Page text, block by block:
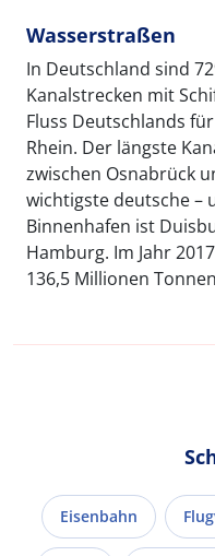
Wasserstraßen
In Deutschland sind
Kanalstrecken mit
Fluss Deutschlands
Rhein. Der längste
zwischen Osnabrück
wichtigste deutsche –
Binnenhafen ist
Hamburg. Im Jahr
136,5 Millionen
Eisenbahn